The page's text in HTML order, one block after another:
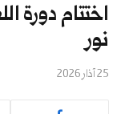
اختتام دورة
نور
25 آذار 2026